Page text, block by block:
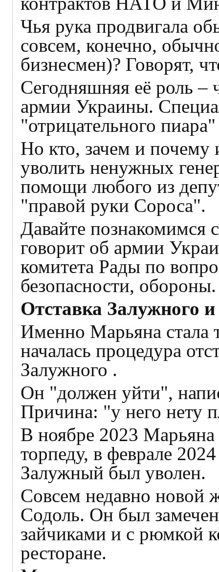
Чья рука продвигала
совсем, конечно,
бизнесмен)? Говорят,
Сегодняшняя её роль
армии Украины.
"отрицательного
Но кто, зачем и почему
уволить ненужных
помощи любого из
"правой руки Сороса".
Давайте познакомимся
говорит об армии
комитета Рады по
безопасности, обороны.
Отставка Залужного
Именно Марьяна стала
началась процедура
Залужного .
Он "должен уйти",
Причина: "у него нету
В ноябре 2023
торпеду, в феврале
Залужный был уволен.
Совсем недавно новой
Содоль. Он был
зайчиками и с рюмкой
ресторане.